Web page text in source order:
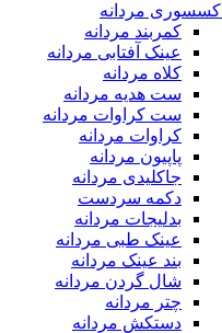
اکسسوری مردانه
کمربند مردانه
عینک آفتابی مردانه
کلاه مردانه
ست هدیه مردانه
ست کراوات مردانه
کراوات مردانه
پاپیون مردانه
جاکلیدی مردانه
دکمه سردست
بدلیجات مردانه
عینک طبی مردانه
بند عینک مردانه
شال گردن مردانه
چتر مردانه
دستکش مردانه